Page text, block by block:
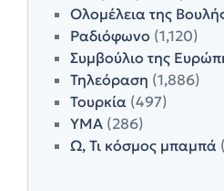
Ολομέλεια της
Ραδιόφωνο (1,120)
Συμβούλιο της
Τηλεόραση (1,886)
Τουρκία (497)
ΥΜΑ (286)
Ω, Τι κόσμος μπαμπά